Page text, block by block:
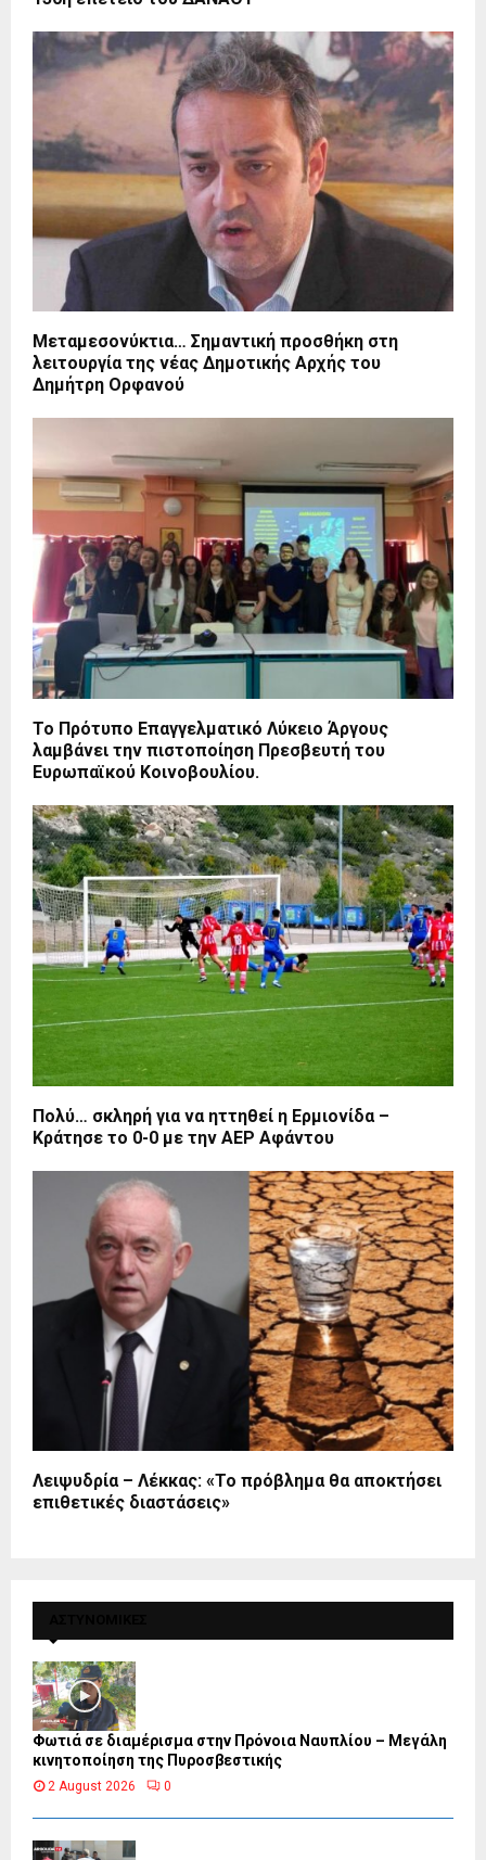
Μεταμεσονύκτια… Σημαντική προσθήκη στη
λειτουργία της νέας Δημοτικής Αρχής του
Δημήτρη Ορφανού
Το Πρότυπο Επαγγελματικό Λύκειο Άργους
λαμβάνει την πιστοποίηση Πρεσβευτή του
Ευρωπαϊκού Κοινοβουλίου.
Πολύ… σκληρή για να ηττηθεί η Ερμιονίδα –
Κράτησε το 0-0 με την ΑΕΡ Αφάντου
Λειψυδρία – Λέκκας: «Το πρόβλημα θα αποκτήσει
επιθετικές διαστάσεις»
Φωτιά σε διαμέρισμα στην Πρόνοια Ναυπλίου – Μεγάλη
κινητοποίηση της Πυροσβεστικής
2 August 2026 0